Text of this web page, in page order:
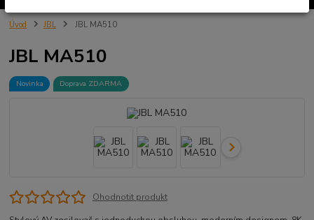
Úvod JBL JBL MA510
JBL MA510
Novinka Doprava ZDARMA
Ohodnotit produkt